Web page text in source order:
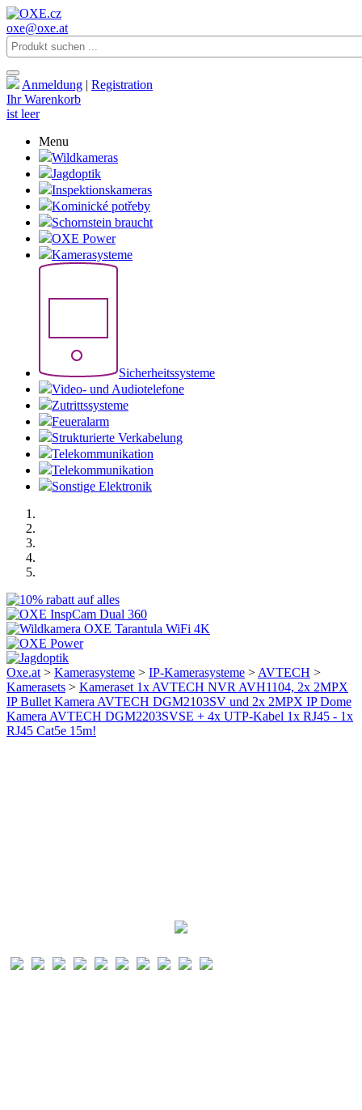
oxe@oxe.at
Anmeldung | Registration
Ihr Warenkorb
ist leer
Menu
Wildkameras
Jagdoptik
Inspektionskameras
Kominické potřeby
Schornstein braucht
OXE Power
Kamerasysteme
Sicherheitssysteme
Video- und Audiotelefone
Zutrittssysteme
Feueralarm
Strukturierte Verkabelung
Telekommunikation
Telekommunikation
Sonstige Elektronik
Oxe.at > Kamerasysteme > IP-Kamerasysteme > AVTECH >
Kamerasets > Kameraset 1x AVTECH NVR AVH1104, 2x 2MPX
IP Bullet Kamera AVTECH DGM2103SV und 2x 2MPX IP Dome
Kamera AVTECH DGM2203SVSE + 4x UTP-Kabel 1x RJ45 - 1x
RJ45 Cat5e 15m!